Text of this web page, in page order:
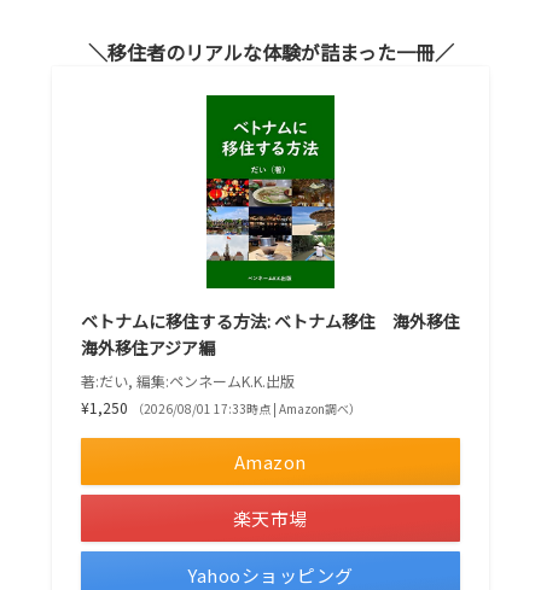
移住者のリアルな体験が詰まった一冊
ベトナムに移住する方法: ベトナム移住 海外移住
海外移住アジア編
著:だい, 編集:ペンネームK.K.出版
¥1,250
（2026/08/01 17:33時点 | Amazon調べ）
Amazon
楽天市場
Yahooショッピング